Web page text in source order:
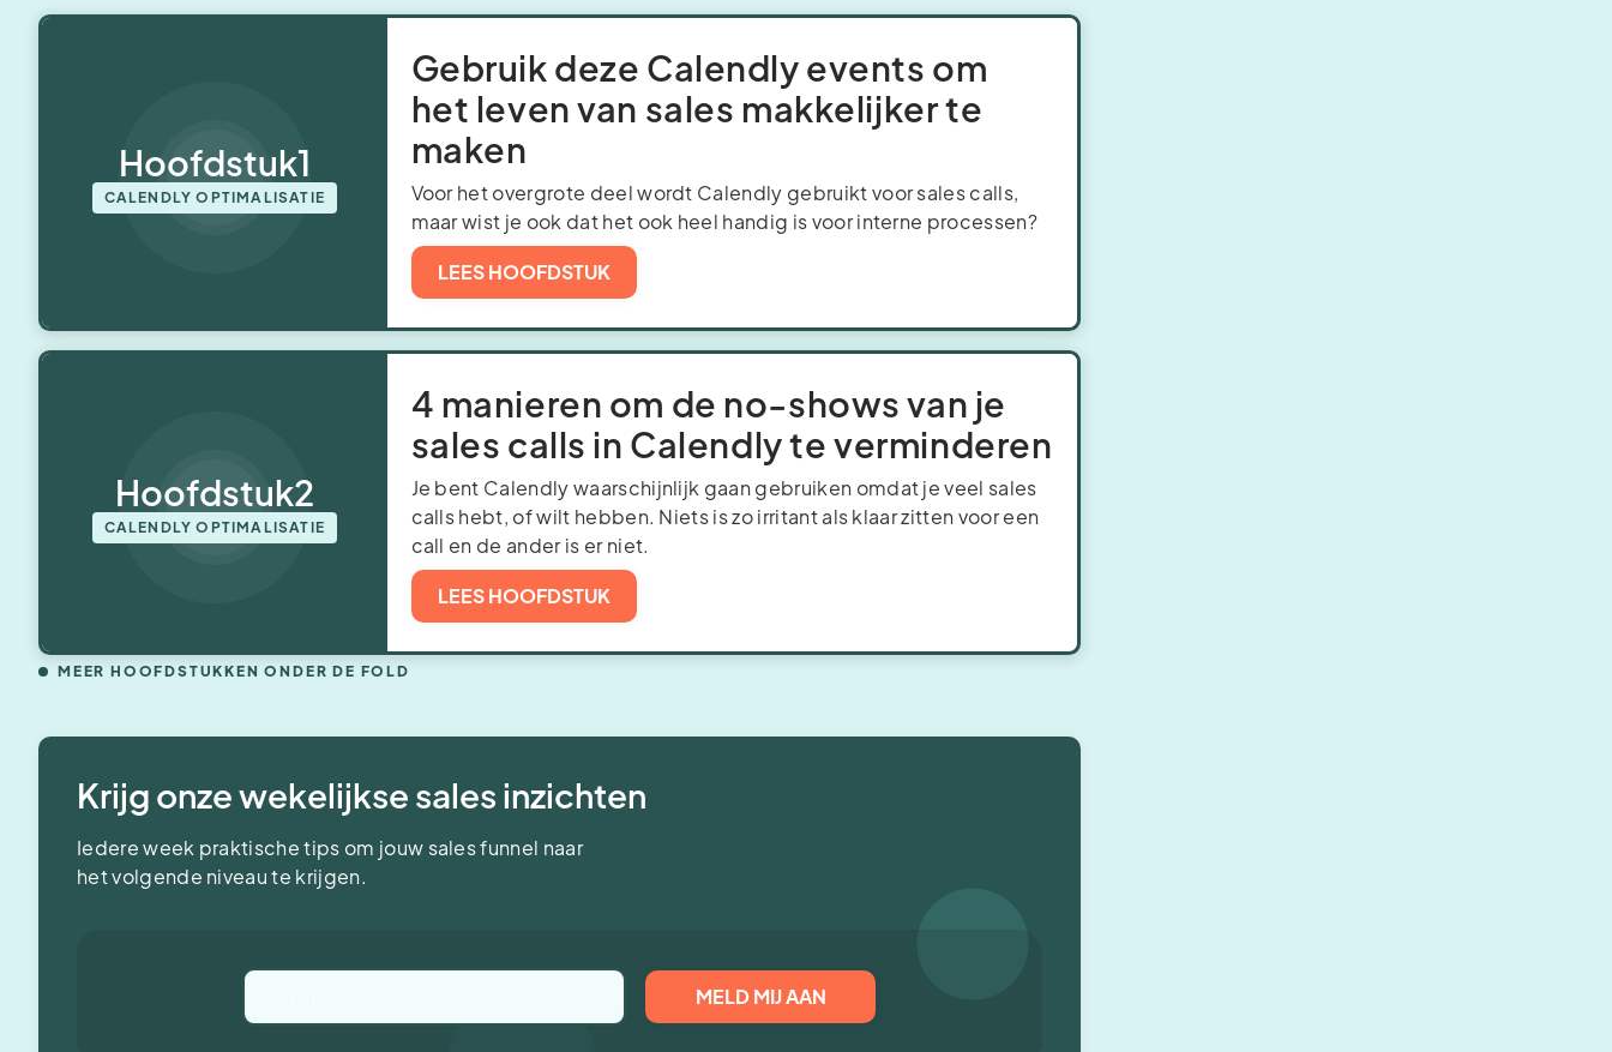
Hoofdstuk1
CALENDLY OPTIMALISATIE
Gebruik deze Calendly events om
het leven van sales makkelijker te
maken
Voor het overgrote deel wordt Calendly gebruikt voor sales calls,
maar wist je ook dat het ook heel handig is voor interne processen?
LEES HOOFDSTUK
Hoofdstuk2
CALENDLY OPTIMALISATIE
4 manieren om de no-shows van je
sales calls in Calendly te verminderen
Je bent Calendly waarschijnlijk gaan gebruiken omdat je veel sales
calls hebt, of wilt hebben. Niets is zo irritant als klaar zitten voor een
call en de ander is er niet.
LEES HOOFDSTUK
MEER HOOFDSTUKKEN ONDER DE FOLD
Krijg onze wekelijkse sales inzichten
Iedere week praktische tips om jouw sales funnel naar
het volgende niveau te krijgen.